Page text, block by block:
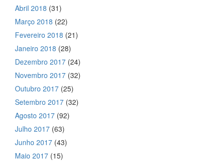
Abril 2018 (31)
Março 2018 (22)
Fevereiro 2018 (21)
Janeiro 2018 (28)
Dezembro 2017 (24)
Novembro 2017 (32)
Outubro 2017 (25)
Setembro 2017 (32)
Agosto 2017 (92)
Julho 2017 (63)
Junho 2017 (43)
Maio 2017 (15)